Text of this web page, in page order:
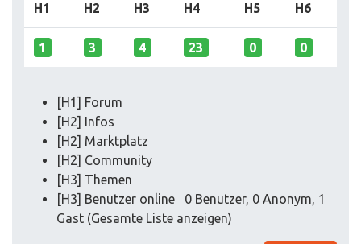
H1 H2 H3 H4 H5 H6
1 3 4 23 0 0
[H1] Forum
[H2] Infos
[H2] Marktplatz
[H2] Community
[H3] Themen
[H3] Benutzer online 0 Benutzer, 0 Anonym, 1
Gast (Gesamte Liste anzeigen)